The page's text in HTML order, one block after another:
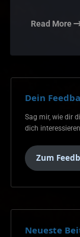
Read More
Dein
Sag mir, wie dir
dich
Zum
Neueste